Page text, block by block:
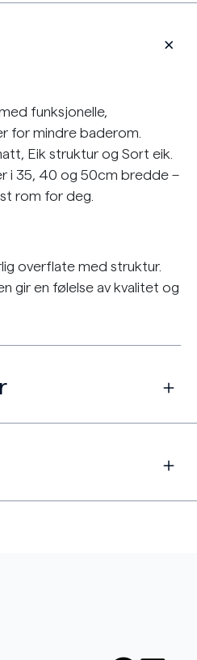
funksjonelle,
for mindre baderom.
Eik struktur og Sort eik.
i 35, 40 og 50cm bredde –
rom for deg.
overflate med struktur.
gir en følelse av kvalitet og